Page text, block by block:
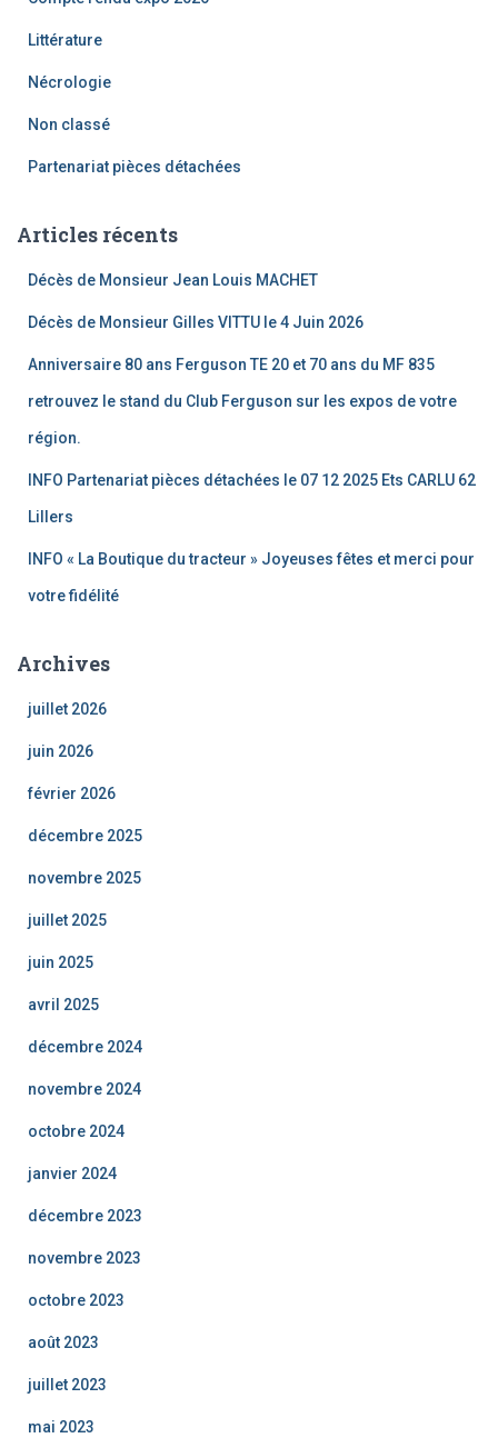
Littérature
Nécrologie
Non classé
Partenariat pièces détachées
Articles récents
Décès de Monsieur Jean Louis MACHET
Décès de Monsieur Gilles VITTU le 4 Juin 2026
Anniversaire 80 ans Ferguson TE 20 et 70 ans du MF 835
retrouvez le stand du Club Ferguson sur les expos de votre
région.
INFO Partenariat pièces détachées le 07 12 2025 Ets CARLU 62
Lillers
INFO « La Boutique du tracteur » Joyeuses fêtes et merci pour
votre fidélité
Archives
juillet 2026
juin 2026
février 2026
décembre 2025
novembre 2025
juillet 2025
juin 2025
avril 2025
décembre 2024
novembre 2024
octobre 2024
janvier 2024
décembre 2023
novembre 2023
octobre 2023
août 2023
juillet 2023
mai 2023